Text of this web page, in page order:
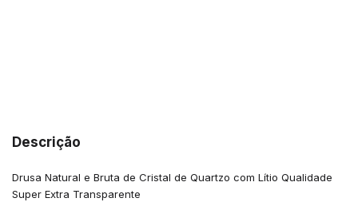
Descrição
Drusa Natural e Bruta de Cristal de Quartzo com Lítio Qualidade
Super Extra Transparente